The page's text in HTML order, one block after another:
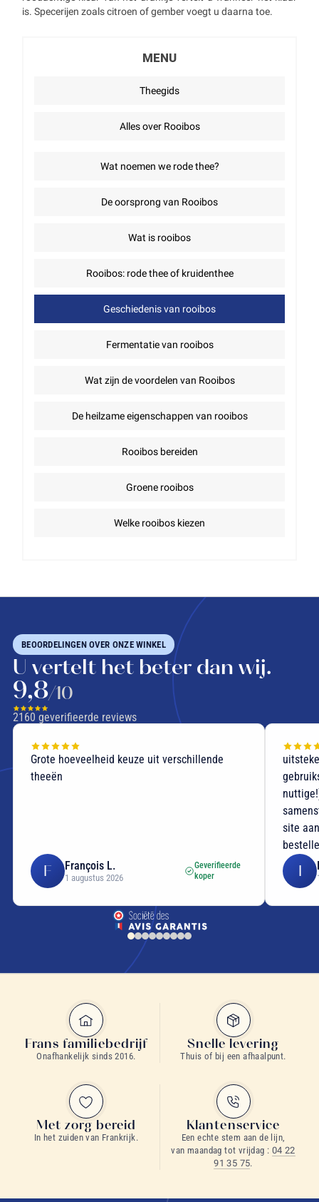
is. Specerijen zoals citroen of gember voegt u daarna toe.
MENU
Theegids
Alles over Rooibos
Wat noemen we rode thee?
De oorsprong van Rooibos
Wat is rooibos
Rooibos: rode thee of kruidenthee
Geschiedenis van rooibos
Fermentatie van rooibos
Wat zijn de voordelen van Rooibos
De heilzame eigenschappen van rooibos
Rooibos bereiden
Groene rooibos
Welke rooibos kiezen
BEOORDELINGEN OVER ONZE WINKEL
U vertelt het beter dan wij.
9,8/10
2160 geverifieerde reviews
Grote hoeveelheid keuze uit verschillende
theeën
F François L.
1 augustus 2026
Geverifieerde
koper
site
I
Frans familiebedrijf
Onafhankelijk sinds 2016.
Snelle levering
Thuis of bij een afhaalpunt.
Met zorg bereid
In het zuiden van Frankrijk.
Klantenservice
Een echte stem aan de lijn,
van maandag tot vrijdag : 04 22
91 35 75.